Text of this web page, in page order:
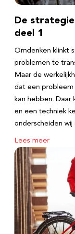
De
deel 1
Omdenken klinkt
problemen te
Maar de
dat een probleem
kan hebben. Daar
en een techniek
onderscheiden
Lees meer